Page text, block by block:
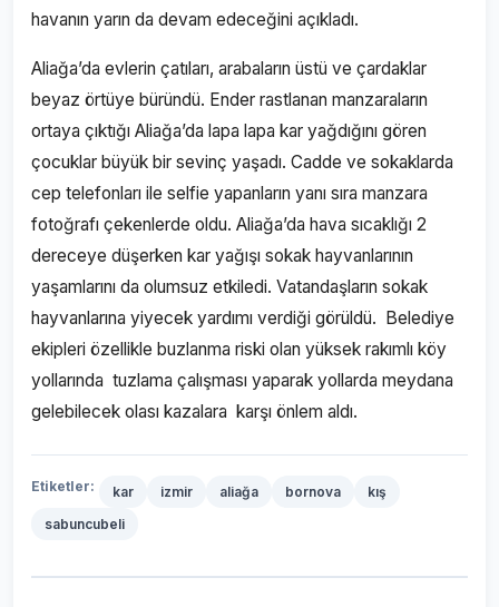
havanın yarın da devam edeceğini açıkladı.
Aliağa’da evlerin çatıları, arabaların üstü ve çardaklar
beyaz örtüye büründü. Ender rastlanan manzaraların
ortaya çıktığı Aliağa’da lapa lapa kar yağdığını gören
çocuklar büyük bir sevinç yaşadı. Cadde ve sokaklarda
cep telefonları ile selfie yapanların yanı sıra manzara
fotoğrafı çekenlerde oldu. Aliağa’da hava sıcaklığı 2
dereceye düşerken kar yağışı sokak hayvanlarının
yaşamlarını da olumsuz etkiledi. Vatandaşların sokak
hayvanlarına yiyecek yardımı verdiği görüldü. Belediye
ekipleri özellikle buzlanma riski olan yüksek rakımlı köy
yollarında tuzlama çalışması yaparak yollarda meydana
gelebilecek olası kazalara karşı önlem aldı.
Etiketler: kar izmir aliağa bornova
kış
sabuncubeli